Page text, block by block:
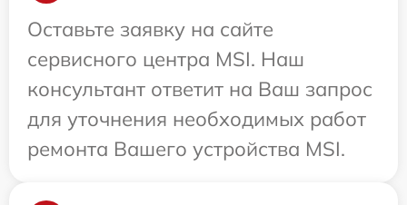
Оставьте заявку на сайте
сервисного центра MSI. Наш
консультант ответит на Ваш запрос
для уточнения необходимых работ
ремонта Вашего устройства MSI.